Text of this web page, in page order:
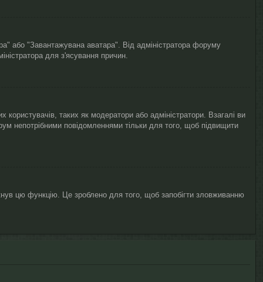
або "Завантажувана аватара". Від адміністратора форуму
для з'ясування причин.
таких як модератори або адміністратори. Взагалі ви
непотрібними повідомленнями тільки для того, щоб підвищити
цю функцію. Це зроблено для того, щоб запобігти зловживанню